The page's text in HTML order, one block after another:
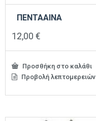
ΠΕΝΤΑΑΙΝΑ
12,00 €
Προσθήκη στο καλάθι
Προβολή λεπτομερειών